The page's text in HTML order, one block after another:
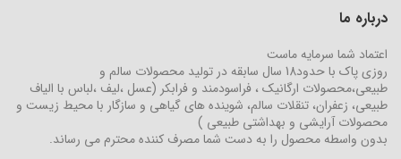
درباره ما
اعتماد شما سرمایه ماست
روزی پاک با حدود18 سال سابقه در تولید محصولات سالم و
طبیعی،محصولات ارگانیک ، فراسودمند و فرابکر (عسل ،لیف ،لباس با الیاف
طبیعی، زعفران، تنقلات سالم، شوینده های گیاهی و سازگار با محیط زیست و
محصولات آرایشی و بهداشتی طبیعی )
بدون واسطه محصول را به دست شما مصرف کننده محترم می رساند.